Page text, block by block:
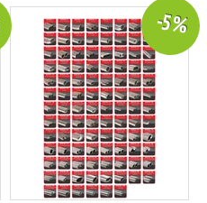
-5 %